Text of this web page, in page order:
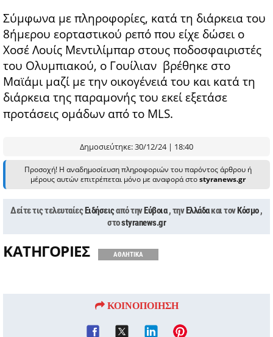
Σύμφωνα με πληροφορίες, κατά τη διάρκεια του
8ήμερου εορταστικού ρεπό που είχε δώσει ο
Χοσέ Λουίς Μεντιλίμπαρ στους ποδοσφαιριστές
του Ολυμπιακού, ο Γουίλιαν βρέθηκε στο
Μαϊάμι μαζί με την οικογένειά του και κατά τη
διάρκεια της παραμονής του εκεί εξετάσε
προτάσεις ομάδων από το MLS.
Δημοσιεύτηκε: 30/12/24 | 18:40
Προσοχή! Η αναδημοσίευση πληροφοριών του παρόντος άρθρου ή
μέρους αυτών επιτρέπεται μόνο με αναφορά στοstyranews.gr
Δείτε τις τελευταίες Ειδήσειςαπό την Εύβοια , την Ελλάδακαι τον Κόσμο,
στοstyranews.gr
ΚΑΤΗΓΟΡΙΕΣ ΑΘΛΗΤΙΚΑ
ΚΟΙΝΟΠΟΙΗΣΗ